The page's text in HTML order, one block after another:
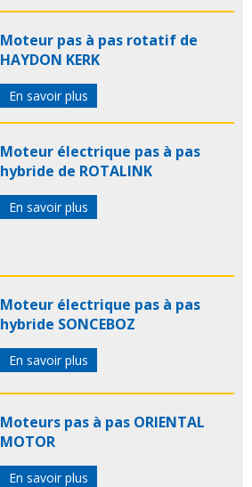
Moteur pas à pas rotatif de
HAYDON KERK
En savoir plus
Moteur électrique pas à pas
hybride de ROTALINK
En savoir plus
Moteur électrique pas à pas
hybride SONCEBOZ
En savoir plus
Moteurs pas à pas ORIENTAL
MOTOR
En savoir plus